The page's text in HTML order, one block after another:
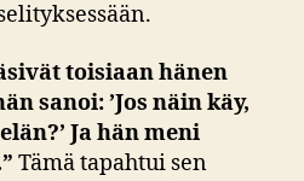
toisiaan hänen
sanoi: ’Jos näin käy,
Ja hän meni
Tämä tapahtui sen